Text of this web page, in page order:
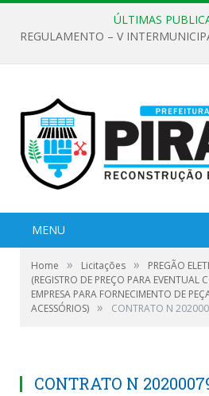
ÚLTIMAS
MENU
Home » Licitações »
PREGÃO
(REGISTRO DE PREÇO PARA EVENTUAL
EMPRESA PARA FORNECIMENTO DE
ACESSÓRIOS) » CONTRATO N
CONTRATO N